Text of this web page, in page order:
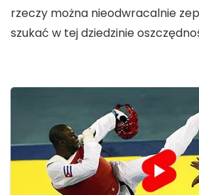
rzeczy można nieodwracalnie
szukać w tej dziedzinie